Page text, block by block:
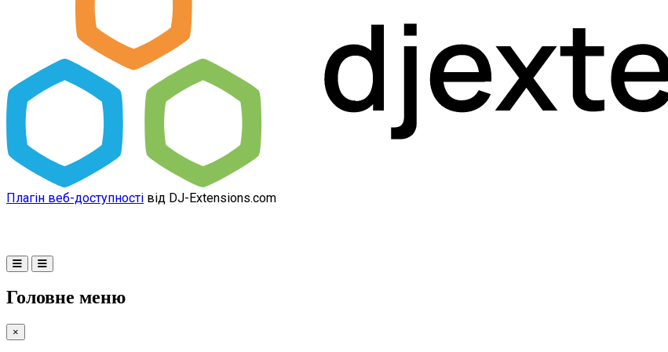
Плагін веб-доступності від DJ-Extensions.com
Головне меню
×